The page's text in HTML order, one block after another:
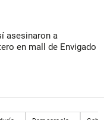
asesinaron a
en mall de Envigado